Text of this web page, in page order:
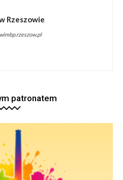
Rzeszowie
patronatem